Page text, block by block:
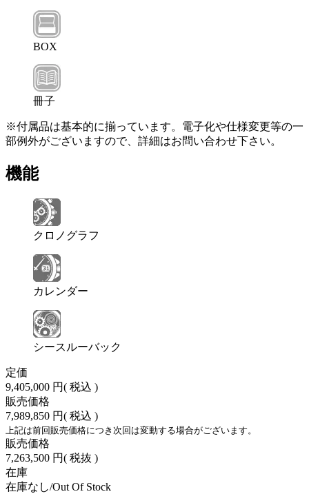
BOX
冊子
※付属品は基本的に揃っています。電子化や仕様変更等の一
部例外がございますので、詳細はお問い合わせ下さい。
機能
クロノグラフ
カレンダー
シースルーバック
定価
9,405,000 円( 税込 )
販売価格
7,989,850 円( 税込 )
上記は前回販売価格につき次回は変動する場合がございます。
販売価格
7,263,500 円( 税抜 )
在庫
在庫なし/Out Of Stock